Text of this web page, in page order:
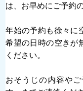
は、お早めにご予約
年始の予約も徐々に
希望の日時の空きが
ください。
おそうじの内容や